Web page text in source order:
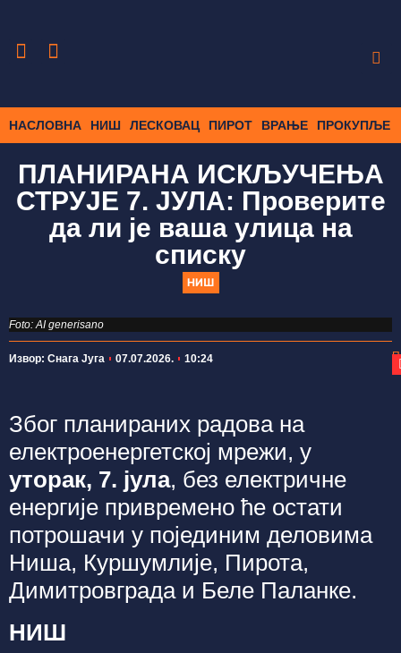
НАСЛОВНА НИШ ЛЕСКОВАЦ ПИРОТ ВРАЊЕ ПРОКУПЉЕ
ПЛАНИРАНА ИСКЉУЧЕЊА
СТРУЈЕ 7. ЈУЛА: Проверите
да ли је ваша улица на
списку
НИШ
Foto: AI generisano
Извор: Снага Југа 07.07.2026. 10:24
Због планираних радова на
електроенергетској мрежи, у
уторак, 7. јула, без електричне
енергије привремено ће остати
потрошачи у појединим деловима
Ниша, Куршумлије, Пирота,
Димитровграда и Беле Паланке.
НИШ